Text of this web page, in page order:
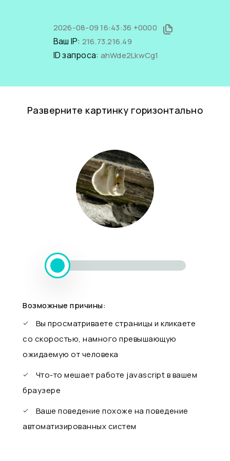
2026-08-09 16:43:36 +0000
Ваш IP: 216.73.216.49
ID запроса: ahWde2LkwCg1
Разверните картинку горизонтально
Возможные причины:
Вы просматриваете страницы и кликаете
со скоростью, намного превышающую
ожидаемую от человека
Что-то мешает работе javascript в вашем
браузере
Ваше поведение похоже на поведение
автоматизированных систем